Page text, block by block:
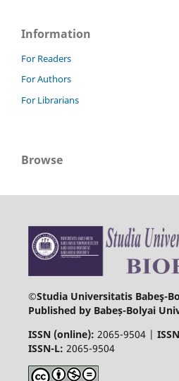
Information
For Readers
For Authors
For Librarians
Browse
©Studia Universitatis Babeş-
Published by Babeș-Bolyai
ISSN (online): 2065-9504 |
ISSN-L: 2065-9504